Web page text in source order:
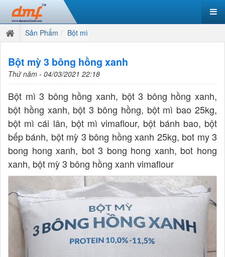
Sản Phẩm Bột mì
Bột mỳ 3 bông hồng xanh
Thứ năm - 04/03/2021 22:18
Bột mì 3 bông hồng xanh, bột 3 bông hồng xanh,
bột hồng xanh, bột 3 bông hồng, bột mì bao 25kg,
bột mì cái lân, bột mì vimaflour, bột bánh bao, bột
bếp bánh, bột mỳ 3 bông hồng xanh 25kg, bot my 3
bong hong xanh, bot 3 bong hong xanh, bot hong
xanh, bột mỳ 3 bông hồng xanh vimaflour